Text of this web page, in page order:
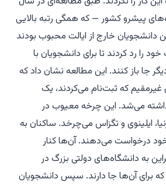
پیشرو کشور — که همگی رتبه بالایی
دانشجویان خارج از ایالت محبوب بودند
را رد کردند تا برای دانشجویان با
جا باز کنند. این مطالعه نشان داد که
غیرمقیم که ثبت‌نام می‌کردند، یک
می‌شد. این چرخه معیوب در
ایلینوی و تگزاس می‌چرخد. ساکنان به
درخواست می‌دهند. آن‌ها کنار
به دانشگاه‌های دولتی بزرگ در
برای آن‌ها جا دارند. سپس دانشجویان